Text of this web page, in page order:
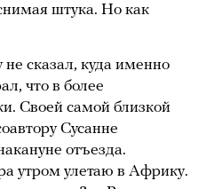
штука. Но как
не сказал, куда именно
что в более
Своей самой близкой
Сусанне
отъезда.
утром улетаю в Африку.